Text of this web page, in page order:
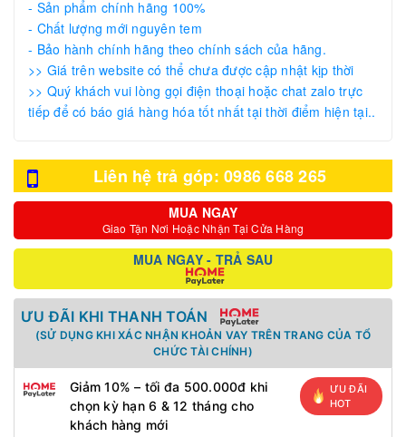
- Sản phẩm chính hãng 100%
- Chất lượng mới nguyên tem
- Bảo hành chính hãng theo chính sách của hãng.
>> Giá trên website có thể chưa được cập nhật kịp thời
>> Quý khách vui lòng gọi điện thoại hoặc chat zalo trực
tiếp để có báo giá hàng hóa tốt nhất tại thời điểm hiện tại..
Liên hệ trả góp: 0986 668 265
MUA NGAY
Giao Tận Nơi Hoặc Nhận Tại Cửa Hàng
MUA NGAY - TRẢ SAU
ƯU ĐÃI KHI THANH TOÁN
(SỬ DỤNG KHI XÁC NHẬN KHOẢN VAY TRÊN TRANG CỦA TỔ
CHỨC TÀI CHÍNH)
Giảm 10% – tối đa 500.000đ khi
chọn kỳ hạn 6 & 12 tháng cho
khách hàng mới
ƯU ĐÃI
HOT